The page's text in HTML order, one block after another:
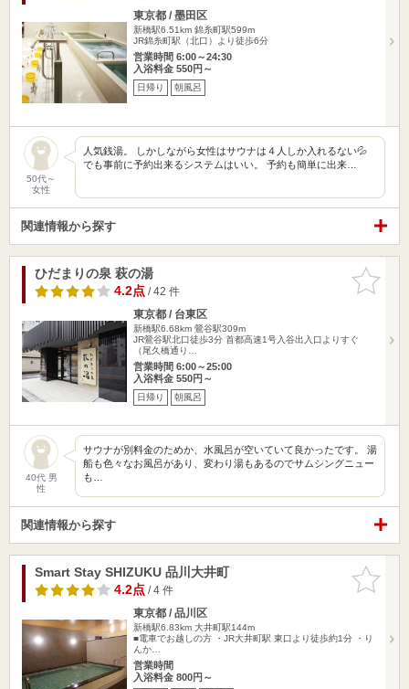
東京都 / 墨田区
新橋駅6.51km 錦糸町駅599m
JR錦糸町駅（北口）より徒歩6分
営業時間 6:00～24:30
入浴料金 550円～
日帰り 朝風呂
50代～
女性
人気銭湯。 しかしながら女性はサウナは４人しか入れるない💦
でも事前に予約出来るシステムはいい。 予約も簡単に出来…
関連情報から探す
お気に入
りに追加
ひだまりの泉 萩の湯
4.2点/ 42 件
東京都 / 台東区
新橋駅6.68km 鶯谷駅309m
JR鶯谷駅北口徒歩3分 首都高速1号入谷出入口よりすぐ
（尾久橋通り…
営業時間 6:00～25:00
入浴料金 550円～
日帰り 朝風呂
40代 男
性
サウナが別料金のためか、水風呂が空いていて良かったです。 湯
船も色々なお風呂があり、変わり湯もあるのでサムシングニュー
も…
関連情報から探す
お気に入
りに追加
Smart Stay SHIZUKU 品川大井町
4.2点/ 4 件
東京都 / 品川区
新橋駅6.83km 大井町駅144m
■電車でお越しの方 ・JR大井町駅 東口より徒歩約1分 ・り
んか…
営業時間
入浴料金 800円～